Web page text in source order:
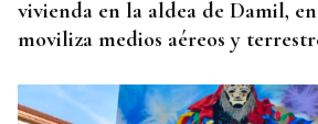
vivienda en la aldea de Damil,
moviliza medios aéreos y